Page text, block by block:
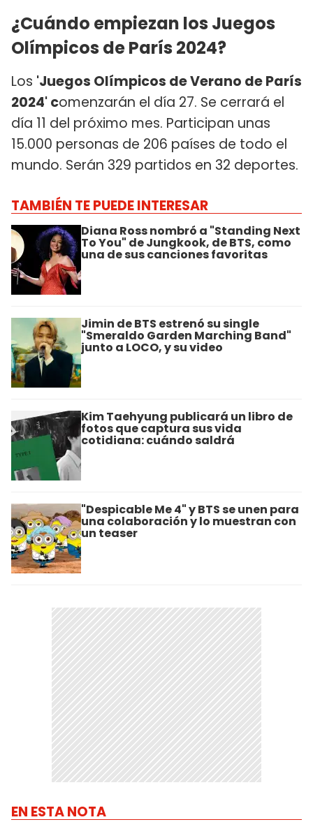
¿Cuándo empiezan los Juegos
Olímpicos de París 2024?
Los 'Juegos Olímpicos de Verano de París
2024' comenzarán el día 27. Se cerrará el
día 11 del próximo mes. Participan unas
15.000 personas de 206 países de todo el
mundo. Serán 329 partidos en 32 deportes.
TAMBIÉN TE PUEDE INTERESAR
Diana Ross nombró a "Standing Next
To You" de Jungkook, de BTS, como
una de sus canciones favoritas
Jimin de BTS estrenó su single
"Smeraldo Garden Marching Band"
junto a LOCO, y su video
Kim Taehyung publicará un libro de
fotos que captura sus vida
cotidiana: cuándo saldrá
"Despicable Me 4" y BTS se unen para
una colaboración y lo muestran con
un teaser
EN ESTA NOTA